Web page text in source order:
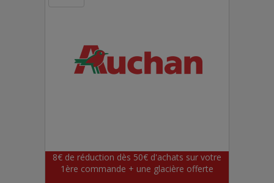
8€ de réduction dès 50€ d'achats sur votre
1ère commande + une glacière offerte